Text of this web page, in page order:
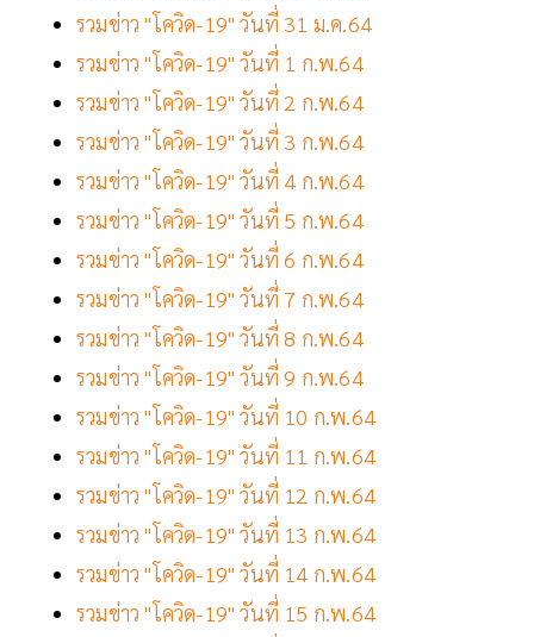
รวมข่าว "โควิด-19" วันที่ 31 ม.ค.64
รวมข่าว "โควิด-19" วันที่ 1 ก.พ.64
รวมข่าว "โควิด-19" วันที่ 2 ก.พ.64
รวมข่าว "โควิด-19" วันที่ 3 ก.พ.64
รวมข่าว "โควิด-19" วันที่ 4 ก.พ.64
รวมข่าว "โควิด-19" วันที่ 5 ก.พ.64
รวมข่าว "โควิด-19" วันที่ 6 ก.พ.64
รวมข่าว "โควิด-19" วันที่ 7 ก.พ.64
รวมข่าว "โควิด-19" วันที่ 8 ก.พ.64
รวมข่าว "โควิด-19" วันที่ 9 ก.พ.64
รวมข่าว "โควิด-19" วันที่ 10 ก.พ.64
รวมข่าว "โควิด-19" วันที่ 11 ก.พ.64
รวมข่าว "โควิด-19" วันที่ 12 ก.พ.64
รวมข่าว "โควิด-19" วันที่ 13 ก.พ.64
รวมข่าว "โควิด-19" วันที่ 14 ก.พ.64
รวมข่าว "โควิด-19" วันที่ 15 ก.พ.64